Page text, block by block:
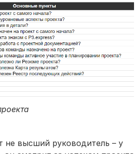
не высший руководитель – у